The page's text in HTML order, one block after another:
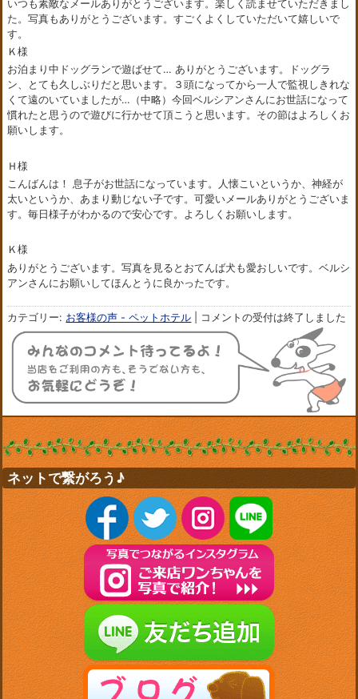
いつも素敵なメールありがとうございます。楽しく読ませていただきまし
た。写真もありがとうございます。すごくよくしていただいて嬉しいで
す。
Ｋ様
お泊まり中ドッグランで遊ばせて… ありがとうございます。ドッグラ
ン、とても久しぶりだと思います。３頭になってから一人で監視しきれな
くて遠のいていましたが…（中略）今回ベルシアンさんにお世話になって
慣れたと思うので遊びに行かせて頂こうと思います。その節はよろしくお
願いします。
Ｈ様
こんばんは！ 息子がお世話になっています。人懐こいというか、神経が
太いというか、あまり動じない子です。可愛いメールありがとうございま
す。毎日様子がわかるので安心です。よろしくお願いします。
Ｋ様
ありがとうございます。写真を見るとおてんば犬も愛おしいです。ベルシ
アンさんにお願いしてほんとうに良かったです。
カテゴリー: お客様の声 - ペットホテル コメントの受付は終了しました
ネットで繋がろう♪